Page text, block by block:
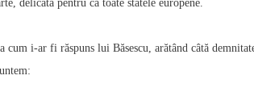
delicată pentru că toate statele europene.
cum i-ar fi răspuns lui Băsescu, arătând câtă